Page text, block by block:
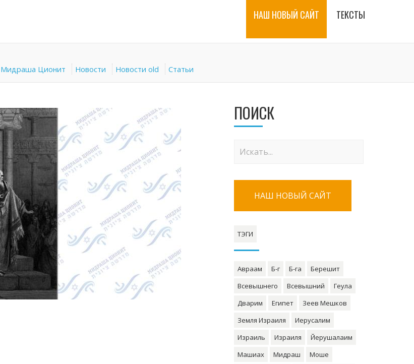
НАШ НОВЫЙ САЙТ ТЕКСТЫ
Мидраша Ционит Новости Новости old Статьи
ПОИСК
НАШ НОВЫЙ САЙТ
ТЭГИ
Авраам Б-г Б-га
Берешит
Всевышнего
Всевышний
Геула
Дварим
Египет
Зеев Мешков
Земля Израиля
Иерусалим
Израиль
Израиля
Йерушалаим
Машиах
Мидраш
Моше